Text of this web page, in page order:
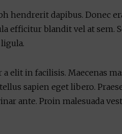
hendrerit dapibus. Donec
efficitur blandit vel at sem.
in facilisis. Maecenas
sapien eget libero.
ante. Proin malesuada